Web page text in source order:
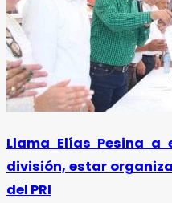
Llama Elías Pesina
división, estar
del PRI